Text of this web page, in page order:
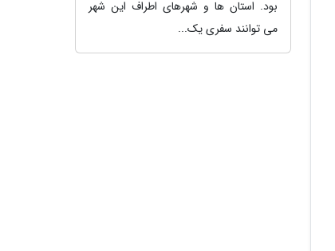
بود. استان ها و شهرهای اطراف این شهر
می توانند سفری یک...